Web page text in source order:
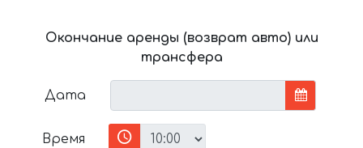
Окончание аренды (возврат авто) или
трансфера
Дата
Время